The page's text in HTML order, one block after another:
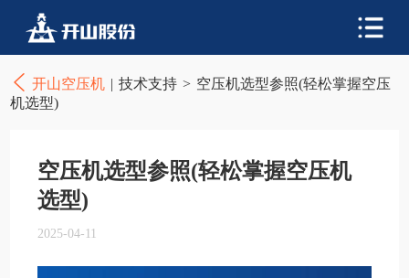
开山空压机 | 技术支持 > 空压机选型参照(轻松掌握空压
机选型)
空压机选型参照(轻松掌握空压机
选型)
2025-04-11